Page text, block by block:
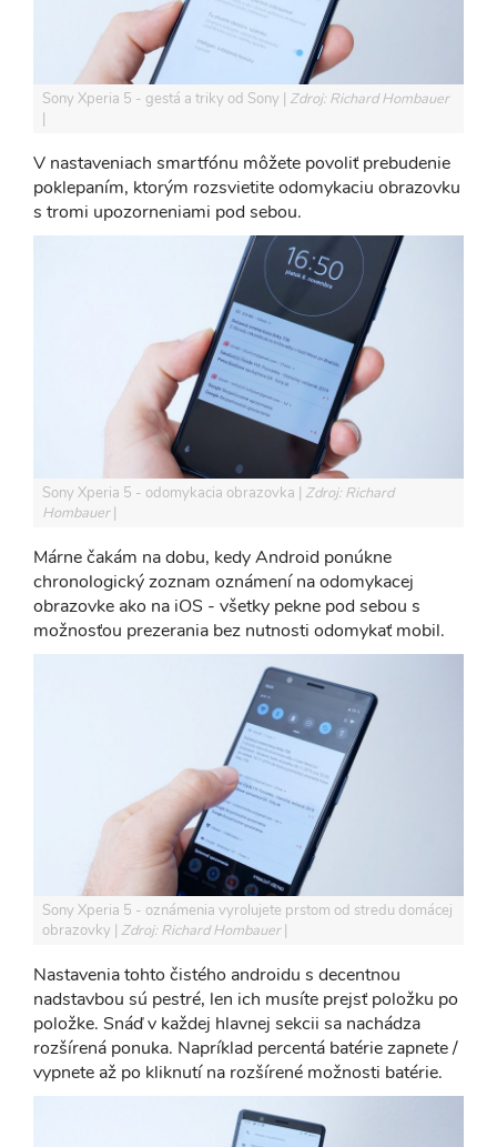
Sony Xperia 5 - gestá a triky od Sony Zdroj: Richard Hombauer
V nastaveniach smartfónu môžete povoliť prebudenie
poklepaním, ktorým rozsvietite odomykaciu obrazovku
s tromi upozorneniami pod sebou.
Sony Xperia 5 - odomykacia obrazovka
Zdroj: Richard
Hombauer
Márne čakám na dobu, kedy Android ponúkne
chronologický zoznam oznámení na odomykacej
obrazovke ako na iOS - všetky pekne pod sebou s
možnosťou prezerania bez nutnosti odomykať mobil.
Sony Xperia 5 - oznámenia vyrolujete prstom od stredu domácej
obrazovky
Zdroj: Richard Hombauer
Nastavenia tohto čistého androidu s decentnou
nadstavbou sú pestré, len ich musíte prejsť položku po
položke. Snáď v každej hlavnej sekcii sa nachádza
rozšírená ponuka. Napríklad percentá batérie zapnete /
vypnete až po kliknutí na rozšírené možnosti batérie.